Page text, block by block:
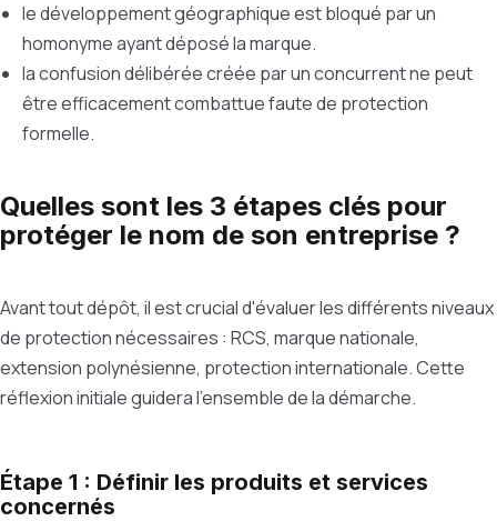
le développement géographique est bloqué par un
homonyme ayant déposé la marque.
la confusion délibérée créée par un concurrent ne peut
être efficacement combattue faute de protection
formelle.
Quelles sont les 3 étapes clés pour
protéger le nom de son entreprise ?
Avant tout dépôt, il est crucial d'évaluer les différents niveaux
de protection nécessaires : RCS, marque nationale,
extension polynésienne, protection internationale. Cette
réflexion initiale guidera l'ensemble de la démarche.
Étape 1 : Définir les produits et services
concernés